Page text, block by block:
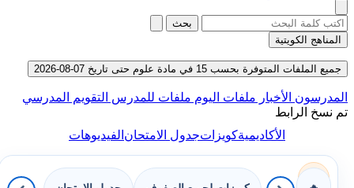
بحث
المناهج الكويتية
جميع الملفات المتوفرة بحسب 15 في مادة علوم حتى تاريخ 07-08-2026
المدرسون الأخبار ملفات اليوم ملفات للمدرس التقويم المدرسي
تم نسخ الرابط
الأكاديميةكويزاتجدول الامتحانالفيديوهات